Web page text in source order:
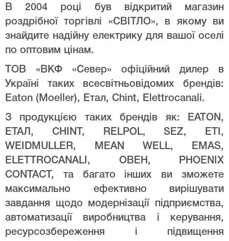
В 2004 році був відкритий магазин
роздрібної торгівлі «СВІТЛО», в якому ви
знайдите надійну електрику для вашої оселі
по оптовим цінам.
ТОВ «ВКФ «Север» офіційний дилер в
Україні таких всесвітньовідомих брендів:
Eaton (Moeller), Етал, Chint, Elettrocanali.
З продукцією таких брендів як: EATON,
ЕТАЛ, CHINT, RELPOL, SEZ, ETI,
WEIDMULLER, MEAN WELL, EMAS,
ELETTROCANALI, ОВЕН, PHOENIX
CONTACT, та багато інших ви зможете
максимально ефективно вирішувати
завдання щодо модернізації підприємства,
автоматизації виробництва і керування,
ресурсозбереження і підвищення